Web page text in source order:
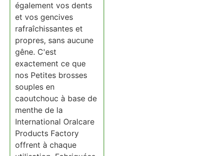
également vos dents
et vos gencives
rafraîchissantes et
propres, sans aucune
gêne. C'est
exactement ce que
nos Petites brosses
souples en
caoutchouc à base de
menthe de la
International Oralcare
Products Factory
offrent à chaque